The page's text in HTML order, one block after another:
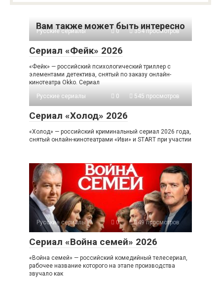
Вам также может быть интересно
Русские сериалы 0 354 просмотров
Сериал «Фейк» 2026
«Фейк» — российский психологический триллер с
элементами детектива, снятый по заказу онлайн-
кинотеатра Okko. Сериал
Русские сериалы
0 545 просмотров
Сериал «Холод» 2026
«Холод» — российский криминальный сериал 2026 года,
снятый онлайн-кинотеатрами «Иви» и START при участии
Русские сериалы 0 349 просмотров
Сериал «Война семей» 2026
«Война семей» — российский комедийный телесериал,
рабочее название которого на этапе производства
звучало как